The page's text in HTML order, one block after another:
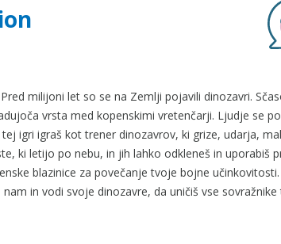
milijoni let so se na Zemlji pojavili dinozavri.
vrsta med kopenskimi vretenčarji. Ljudje se
igri igraš kot trener dinozavrov, ki grize, udarja,
ki letijo po nebu, in jih lahko odkleneš in uporabiš
blazinice za povečanje tvoje bojne
in vodi svoje dinozavre, da uničiš vse sovražnike